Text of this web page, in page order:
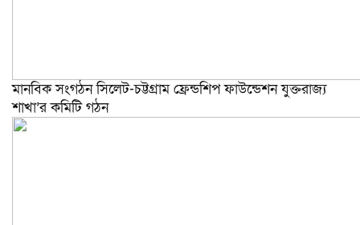
মানবিক সংগঠন সিলেট-চট্টগ্রাম ফ্রেন্ডশিপ ফাউন্ডেশন যুক্তরাজ্য
শাখা’র কমিটি গঠন